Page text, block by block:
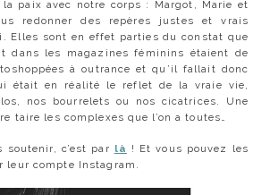
paix avec notre corps : Margot, Marie et
redonner des repères justes et vrais
Elles sont en effet parties du constat que
dans les magazines féminins étaient de
à outrance et qu’il fallait donc
était en réalité le reflet de la vraie vie,
nos bourrelets ou nos cicatrices. Une
taire les complexes que l’on a toutes…
soutenir, c’est par là ! Et vous pouvez les
leur compte Instagram.